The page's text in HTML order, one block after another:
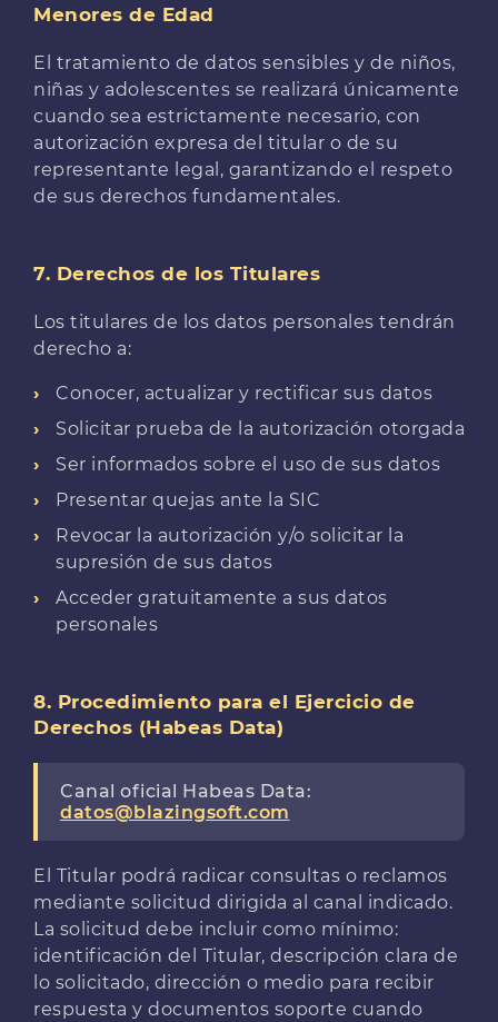
Menores de Edad
El tratamiento de datos sensibles y de niños,
niñas y adolescentes se realizará únicamente
cuando sea estrictamente necesario, con
autorización expresa del titular o de su
representante legal, garantizando el respeto
de sus derechos fundamentales.
7. Derechos de los Titulares
Los titulares de los datos personales tendrán
derecho a:
Conocer, actualizar y rectificar sus datos
Solicitar prueba de la autorización otorgada
Ser informados sobre el uso de sus datos
Presentar quejas ante la SIC
Revocar la autorización y/o solicitar la
supresión de sus datos
Acceder gratuitamente a sus datos
personales
8. Procedimiento para el Ejercicio de
Derechos (Habeas Data)
Canal oficial Habeas Data:
datos@blazingsoft.com
El Titular podrá radicar consultas o reclamos
mediante solicitud dirigida al canal indicado.
La solicitud debe incluir como mínimo:
identificación del Titular, descripción clara de
lo solicitado, dirección o medio para recibir
respuesta y documentos soporte cuando